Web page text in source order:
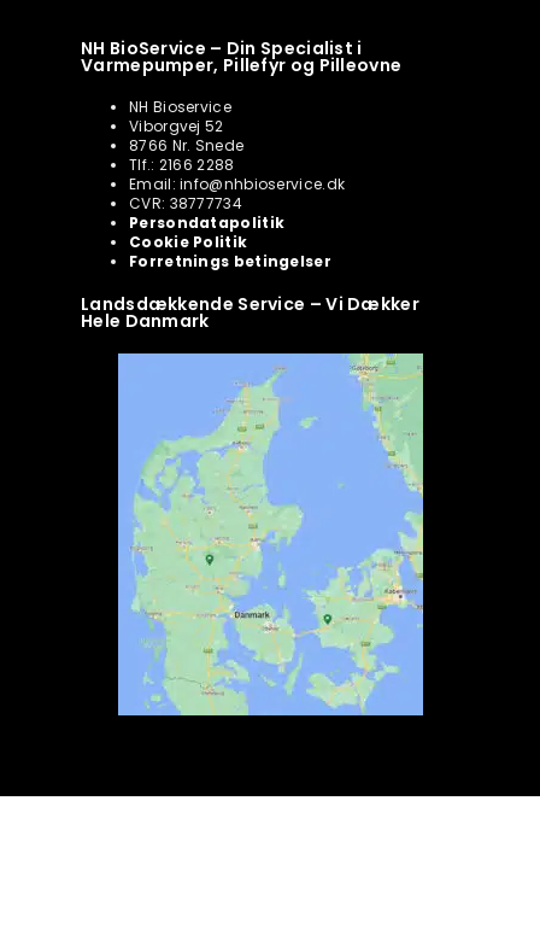
NH BioService – Din Specialist i
Varmepumper, Pillefyr og Pilleovne
NH Bioservice
Viborgvej 52
8766 Nr. Snede
Tlf.: 2166 2288
Email: info@nhbioservice.dk
CVR: 38777734
Persondatapolitik
Cookie Politik
Forretnings betingelser
Landsdækkende Service – Vi Dækker
Hele Danmark